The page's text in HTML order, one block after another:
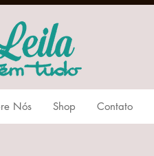
Nós Shop Contato